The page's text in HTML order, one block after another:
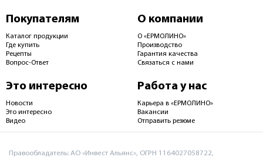
Покупателям
Каталог продукции
Где купить
Рецепты
Вопрос-Ответ
О компании
О «ЕРМОЛИНО»
Производство
Гарантия качества
Связаться с нами
Это интересно
Новости
Это интересно
Видео
Работа у нас
Карьера в «ЕРМОЛИНО»
Вакансии
Отправить резюме
Правообладатель: АО «Инвест Альянс», ОГРН 1164027058722,